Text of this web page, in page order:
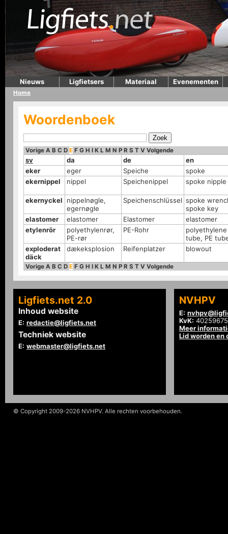
Nieuws Ligfietsers Materiaal Evenementen
Home
Woordenboek
Vorige A B C D E F G H I K L M N P R S T V Volgende
sv da de
en
eker
eger Speiche
spoke
ekernippel
nippel Speichenippel spoke nipple
ekernyckel
nippelnøgle,
egernøgle
Speichenschlüssel spoke
spoke key
elastomer
elastomer Elastomer
elastomer
etylenrör
polyethylenrør,
PE-rør
PE-Rohr
polyethylene
tube, PE
exploderat
däck
dækeksplosion Reifenplatzer blowout
Vorige A B C D E F G H I K L M N P R S T V Volgende
Ligfiets.net 2.0
Inhoud website
E: redactie@ligfiets.net
Techniek website
E: webmaster@ligfiets.net
NVHPV
E:
KvK: 40259675
Meer
Lid worden en
© Copyright 2009-2026 NVHPV. Alle rechten voorbehouden.